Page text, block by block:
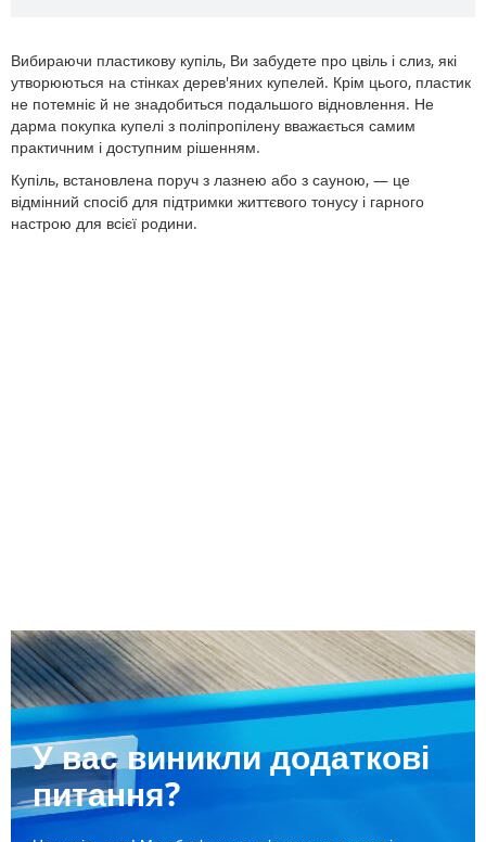
Вибираючи пластикову купіль, Ви забудете про цвіль і слиз, які
утворюються на стінках дерев'яних купелей. Крім цього, пластик
не потемніє й не знадобиться подальшого відновлення. Не
дарма покупка купелі з поліпропілену вважається самим
практичним і доступним рішенням.
Купіль, встановлена ​​поруч з лазнею або з сауною, — це
відмінний спосіб для підтримки життєвого тонусу і гарного
настрою для всієї родини.
У вас виникли додаткові
питання?